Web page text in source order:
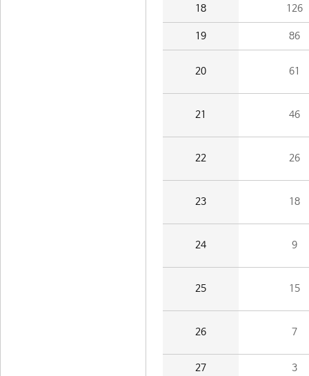
18 126
19 86
20 61
21 46
22 26
23 18
24 9
25 15
26 7
27 3